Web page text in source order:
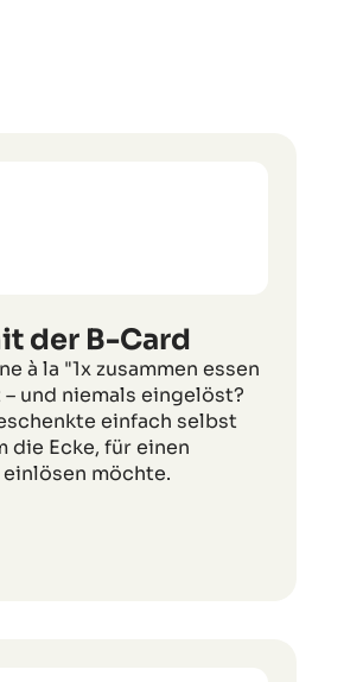
der B-Card
à la "1x zusammen essen
und niemals eingelöst?
einfach selbst
die Ecke, für einen
möchte.